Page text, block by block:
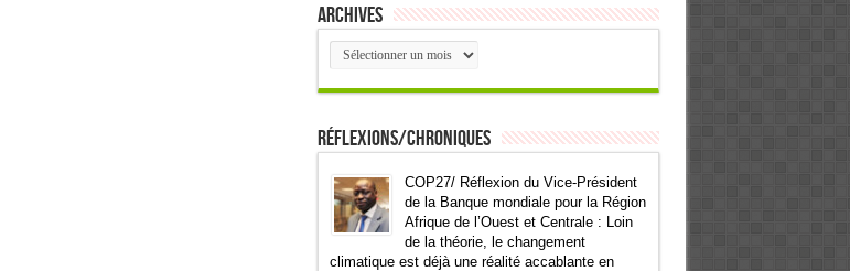
Archives
Archives
Réflexions/Chroniques
COP27/ Réflexion du Vice-Président
de la Banque mondiale pour la Région
Afrique de l’Ouest et Centrale : Loin
de la théorie, le changement
climatique est déjà une réalité accablante en